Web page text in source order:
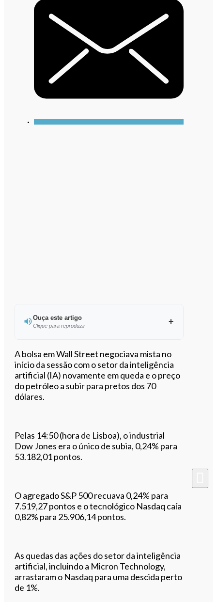
Ouça este artigo
Clique para reproduzir
Ouvir este artigo
A bolsa em Wall Street negociava mista no
início da sessão com o setor da inteligência
artificial (IA) novamente em queda e o preço
do petróleo a subir para pretos dos 70
dólares.
Pelas 14:50 (hora de Lisboa), o industrial
Dow Jones era o único de subia, 0,24% para
53.182,01 pontos.
O agregado S&P 500 recuava 0,24% para
7.519,27 pontos e o tecnológico Nasdaq caía
0,82% para 25.906,14 pontos.
As quedas das ações do setor da inteligência
artificial, incluindo a Micron Technology,
arrastaram o Nasdaq para uma descida perto
de 1%.